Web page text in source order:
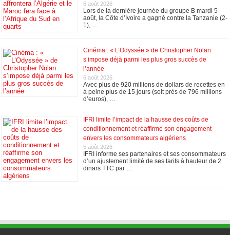
6 août 2026
Lors de la dernière journée du groupe B mardi 5
août, la Côte d’Ivoire a gagné contre la Tanzanie (2-
1), …
Cinéma : « L’Odyssée » de Christopher Nolan
s’impose déjà parmi les plus gros succès de
l’année
6 août 2026
Avec plus de 920 millions de dollars de recettes en
à peine plus de 15 jours (soit près de 796 millions
d’euros), …
IFRI limite l’impact de la hausse des coûts de
conditionnement et réaffirme son engagement
envers les consommateurs algériens
5 août 2026
IFRI informe ses partenaires et ses consommateurs
d’un ajustement limité de ses tarifs à hauteur de 2
dinars TTC par …